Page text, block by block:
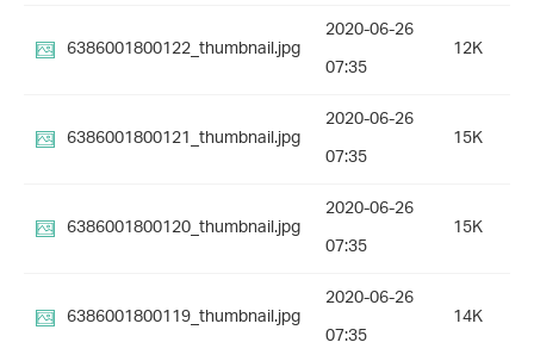
6386001800122_thumbnail.jpg
2020-06-26
07:35
12K
6386001800121_thumbnail.jpg
2020-06-26
07:35
15K
6386001800120_thumbnail.jpg
2020-06-26
07:35
15K
6386001800119_thumbnail.jpg
2020-06-26
07:35
14K